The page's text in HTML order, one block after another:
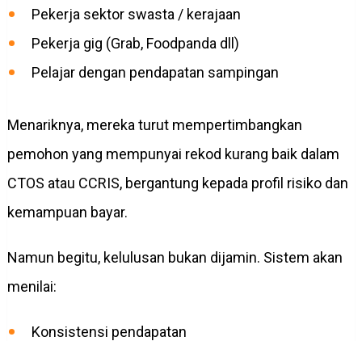
Pekerja sektor swasta / kerajaan
Pekerja gig (Grab, Foodpanda dll)
Pelajar dengan pendapatan sampingan
Menariknya, mereka turut mempertimbangkan
pemohon yang mempunyai rekod kurang baik dalam
CTOS atau CCRIS, bergantung kepada profil risiko dan
kemampuan bayar.
Namun begitu, kelulusan bukan dijamin. Sistem akan
menilai:
Konsistensi pendapatan